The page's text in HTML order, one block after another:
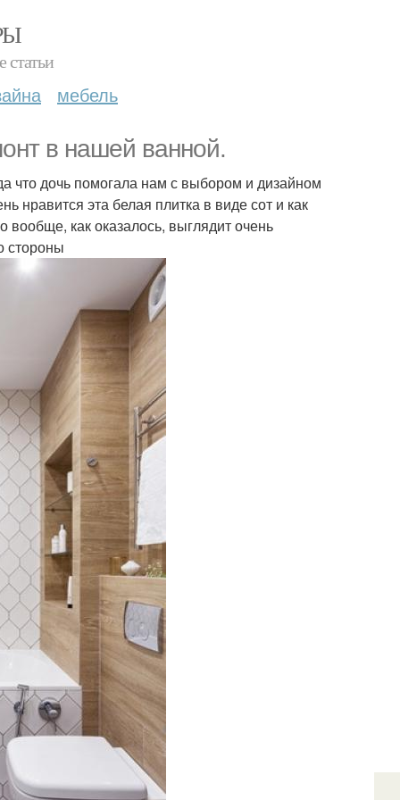
статьи
мебель
в нашей ванной.
дочь помогала нам с выбором и дизайном
нравится эта белая плитка в виде сот и как
вообще, как оказалось, выглядит очень
стороны